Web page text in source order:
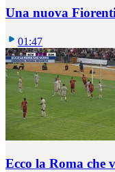
Una nuova
01:47
Ecco la Roma che